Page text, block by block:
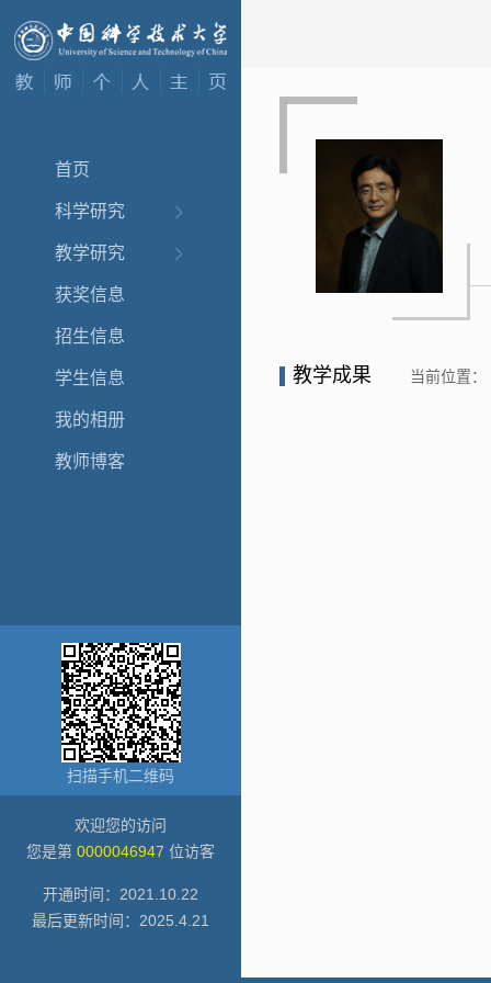
首页
科学研究
教学研究
获奖信息
招生信息
学生信息
我的相册
教师博客
扫描手机二维码
欢迎您的访问
您是第 0000046947 位访客
开通时间： 2021 10 22
最后更新时间： 2025 4 21
教学成果 当前位置：